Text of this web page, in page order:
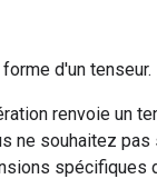
d'un tenseur.
renvoie un
ne souhaitez
spécifiques